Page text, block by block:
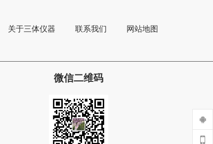
关于三体仪器 联系我们 网站地图
微信二维码